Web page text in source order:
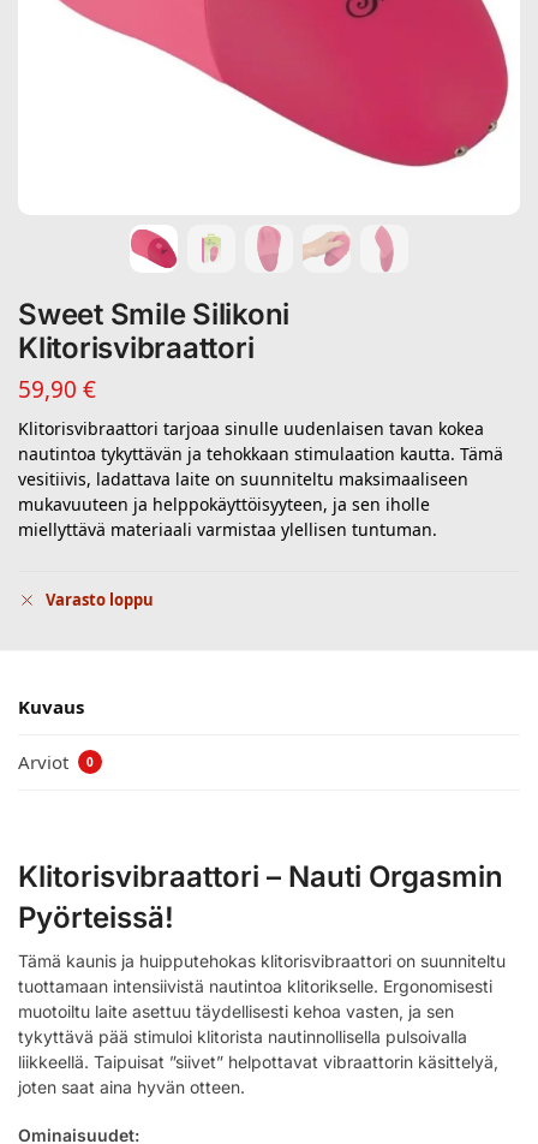
Sweet Smile Silikoni
Klitorisvibraattori
59,90 €
Klitorisvibraattori tarjoaa sinulle uudenlaisen tavan kokea
nautintoa tykyttävän ja tehokkaan stimulaation kautta. Tämä
vesitiivis, ladattava laite on suunniteltu maksimaaliseen
mukavuuteen ja helppokäyttöisyyteen, ja sen iholle
miellyttävä materiaali varmistaa ylellisen tuntuman.
Varasto loppu
Kuvaus
Arviot 0
Klitorisvibraattori – Nauti Orgasmin
Pyörteissä!
Tämä kaunis ja huipputehokas klitorisvibraattori on suunniteltu
tuottamaan intensiivistä nautintoa klitorikselle. Ergonomisesti
muotoiltu laite asettuu täydellisesti kehoa vasten, ja sen
tykyttävä pää stimuloi klitorista nautinnollisella pulsoivalla
liikkeellä. Taipuisat ”siivet” helpottavat vibraattorin käsittelyä,
joten saat aina hyvän otteen.
Ominaisuudet: